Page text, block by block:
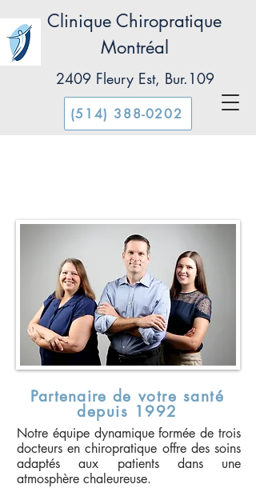
Clinique Chiropratique
Montréal
(514) 388-0202
2409 Fleury Est, Bur.109
Partenaire de votre santé
depuis 1992
Notre équipe dynamique formée de trois
docteurs en chiropratique offre des soins
adaptés aux patients dans une
atmosphère chaleureuse.